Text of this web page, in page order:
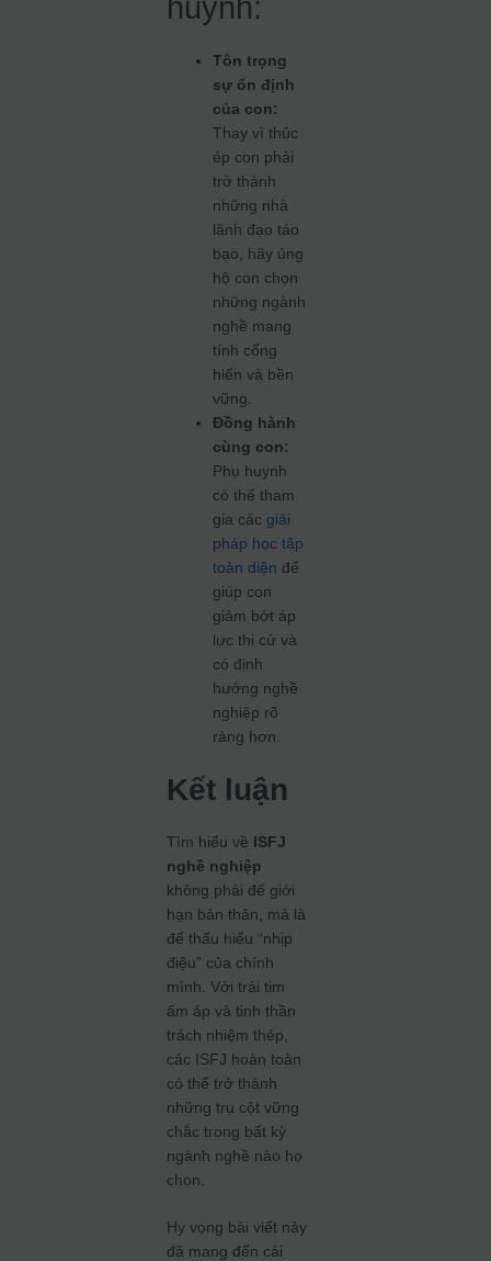
huynh:
Tôn trọng
sự ổn định
của con:
Thay vì thúc
ép con phải
trở thành
những nhà
lãnh đạo táo
bạo, hãy ủng
hộ con chọn
những ngành
nghề mang
tính cống
hiến và bền
vững.
Đồng hành
cùng con:
Phụ huynh
có thể tham
gia cácgiải
pháp học tập
toàn diện để
giúp con
giảm bớt áp
lực thi cử và
có định
hướng nghề
nghiệp rõ
ràng hơn.
Kết luận
Tìm hiểu về ISFJ
nghề nghiệp
không phải để giới
hạn bản thân, mà là
để thấu hiểu “nhịp
điệu” của chính
mình. Với trái tim
ấm áp và tinh thần
trách nhiệm thép,
các ISFJ hoàn toàn
có thể trở thành
những trụ cột vững
chắc trong bất kỳ
ngành nghề nào họ
chọn.
Hy vọng bài viết này
đã mang đến cái